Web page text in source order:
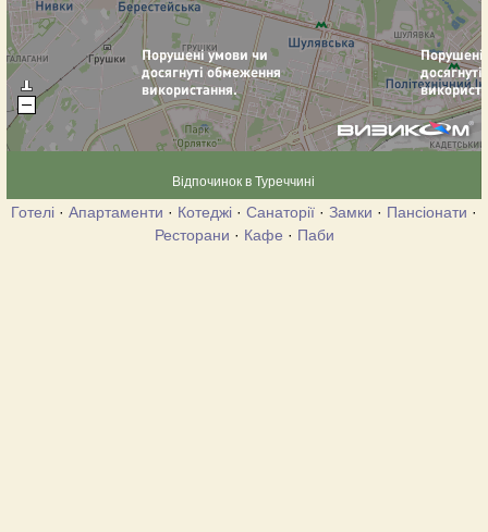
Відпочинок в Туреччині
Готелі · Апартаменти · Котеджі · Санаторії · Замки · Пансіонати ·
Ресторани · Кафе · Паби